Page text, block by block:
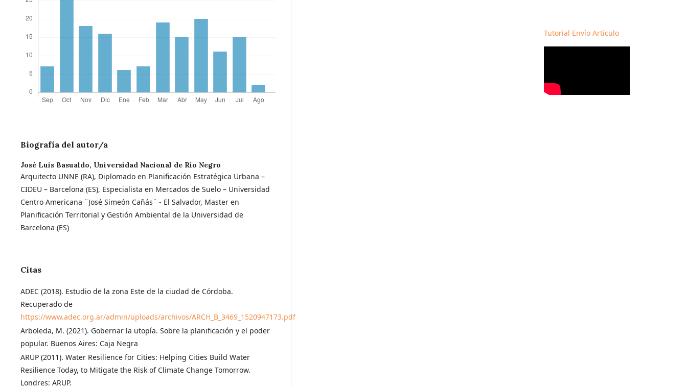
Biografía del autor/a
José Luis Basualdo, Universidad Nacional de Río Negro
Arquitecto UNNE (RA), Diplomado en Planificación Estratégica Urbana –
CIDEU – Barcelona (ES), Especialista en Mercados de Suelo – Universidad
Centro Americana ¨José Simeón Cañás¨ - El Salvador, Master en
Planificación Territorial y Gestión Ambiental de la Universidad de
Barcelona (ES)
Citas
ADEC (2018). Estudio de la zona Este de la ciudad de Córdoba.
Recuperado de
https://www.adec.org.ar/admin/uploads/archivos/ARCH_B_3469_1520947173.pdf
Arboleda, M. (2021). Gobernar la utopía. Sobre la planificación y el poder
popular. Buenos Aires: Caja Negra
ARUP (2011). Water Resilience for Cities: Helping Cities Build Water
Resilience Today, to Mitigate the Risk of Climate Change Tomorrow.
Londres: ARUP.
Tutorial Envío Artículo